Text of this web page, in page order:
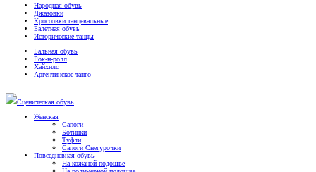
Народная обувь
Джазовки
Кроссовки танцевальные
Балетная обувь
Исторические танцы
Бальная обувь
Рок-н-ролл
Хайхилс
Аргентинское танго
Сценическая обувь
Женская
Сапоги
Ботинки
Туфли
Сапоги Снегурочки
Повседневная обувь
На кожаной подошве